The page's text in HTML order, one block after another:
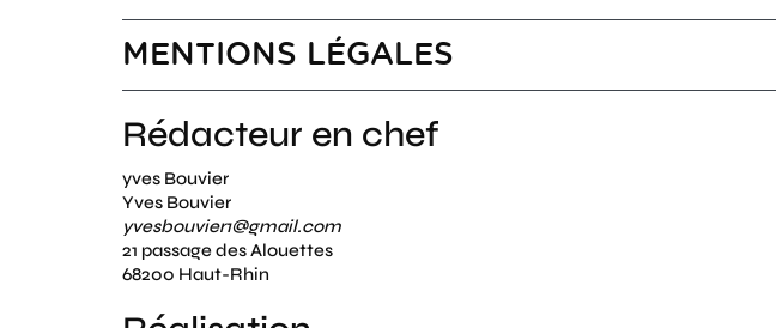
MENTIONS LÉGALES
Rédacteur en chef
yves Bouvier
Yves Bouvier
yvesbouvier1@gmail.com
21 passage des Alouettes
68200 Haut-Rhin